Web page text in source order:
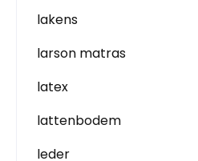
lakens
larson matras
latex
lattenbodem
leder